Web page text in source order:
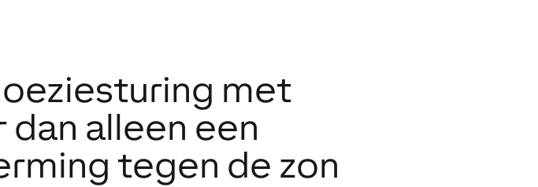
met
dan alleen een
tegen de zon